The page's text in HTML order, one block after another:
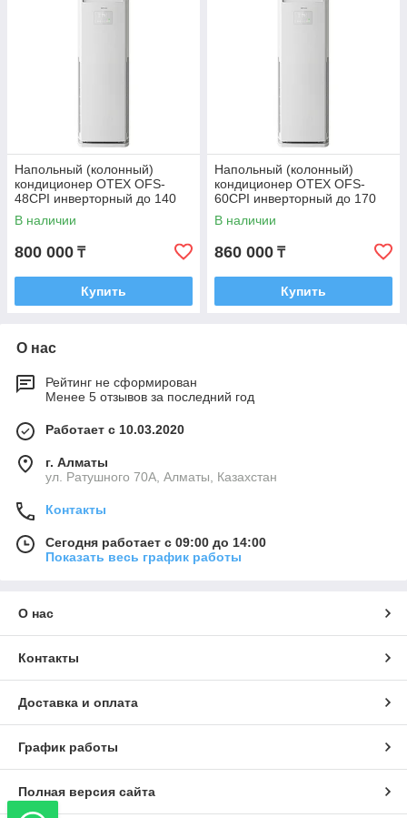
Напольный (колонный)
кондиционер OTEX OFS-
48CPI инверторный до 140
м² + монтажный комплект
В наличии
800 000 ₸
Купить
Напольный (колонный)
кондиционер OTEX OFS-
60CPI инверторный до 170
м² + монтажный комплект
В наличии
860 000 ₸
Купить
О нас
Рейтинг не сформирован
Менее 5 отзывов за последний год
Работает с 10.03.2020
г. Алматы
ул. Ратушного 70А, Алматы, Казахстан
Контакты
Сегодня работает с 09:00 до 14:00
Показать весь график работы
О нас
Контакты
Доставка и оплата
График работы
Полная версия сайта